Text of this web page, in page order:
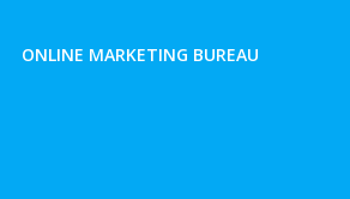
ONLINE MARKETING BUREAU